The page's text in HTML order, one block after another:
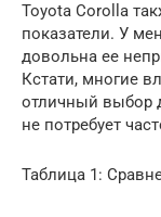
Toyota Corolla
показатели. У
довольна ее
Кстати, многие
отличный выбор
не потребует
Таблица 1: